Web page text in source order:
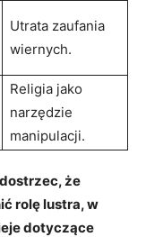
Utrata zaufania
wiernych.
Religia⁣ jako
narzędzie
‌manipulacji.
że
​rolę lustra, w⁤
dotyczące